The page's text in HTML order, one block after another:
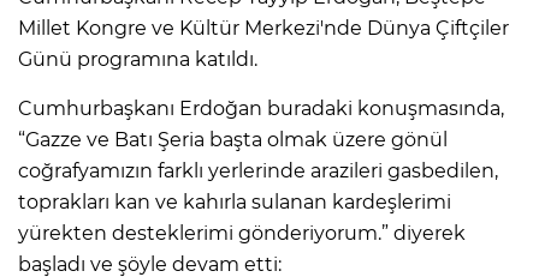
Millet Kongre ve Kültür Merkezi'nde Dünya Çiftçiler
Günü programına katıldı.
Cumhurbaşkanı Erdoğan buradaki konuşmasında,
“Gazze ve Batı Şeria başta olmak üzere gönül
coğrafyamızın farklı yerlerinde arazileri gasbedilen,
toprakları kan ve kahırla sulanan kardeşlerimi
yürekten desteklerimi gönderiyorum.” diyerek
başladı ve şöyle devam etti: